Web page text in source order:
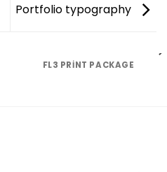
Portfolio typography
FL3 PRINT PACKAGE